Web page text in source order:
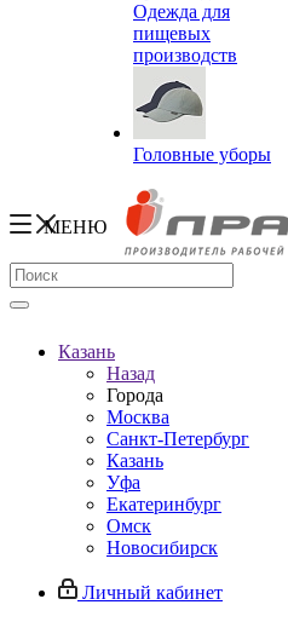
Одежда для
пищевых
производств
Головные уборы
МЕНЮ
Казань
Назад
Города
Москва
Санкт-Петербург
Казань
Уфа
Екатеринбург
Омск
Новосибирск
Личный кабинет